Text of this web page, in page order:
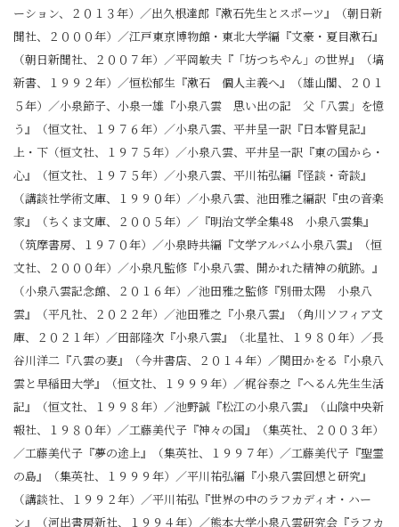
ーション、２０１３年）／出久根達郎『漱石先生とスポーツ』（朝日新
聞社、２０００年）／江戸東京博物館・東北大学編『文豪・夏目漱石』
（朝日新聞社、２００７年）／平岡敏夫『「坊つちやん」の世界』（塙
新書、１９９２年）／恒松郁生『漱石 個人主義へ』（雄山閣、２０１
５年）／小泉節子、小泉一雄『小泉八雲 思い出の記 父「八雲」を憶
う』（恒文社、１９７６年）／小泉八雲、平井呈一訳『日本瞥見記』
上・下（恒文社、１９７５年）／小泉八雲、平井呈一訳『東の国から・
心』（恒文社、１９７５年）／小泉八雲、平川祐弘編『怪談・奇談』
（講談社学術文庫、１９９０年）／小泉八雲、池田雅之編訳『虫の音楽
家』（ちくま文庫、２００５年）／『明治文学全集48 小泉八雲集』
（筑摩書房、１９７０年）／小泉時共編『文学アルバム小泉八雲』（恒
文社、２０００年）／小泉凡監修『小泉八雲、開かれた精神の航跡。』
（小泉八雲記念館、２０１６年）／池田雅之監修『別冊太陽 小泉八
雲』（平凡社、２０２２年）／池田雅之『小泉八雲』（角川ソフィア文
庫、２０２１年）／田部隆次『小泉八雲』（北星社、１９８０年）／長
谷川洋二『八雲の妻』（今井書店、２０１４年）／関田かをる『小泉八
雲と早稲田大学』（恒文社、１９９９年）／梶谷泰之『へるん先生生活
記』（恒文社、１９９８年）／池野誠『松江の小泉八雲』（山陰中央新
報社、１９８０年）／工藤美代子『神々の国』（集英社、２００３年）
／工藤美代子『夢の途上』（集英社、１９９７年）／工藤美代子『聖霊
の島』（集英社、１９９９年）／平川祐弘編『小泉八雲回想と研究』
（講談社、１９９２年）／平川祐弘『世界の中のラフカディオ・ハー
ン』（河出書房新社、１９９４年）／熊本大学小泉八雲研究会『ラフカ